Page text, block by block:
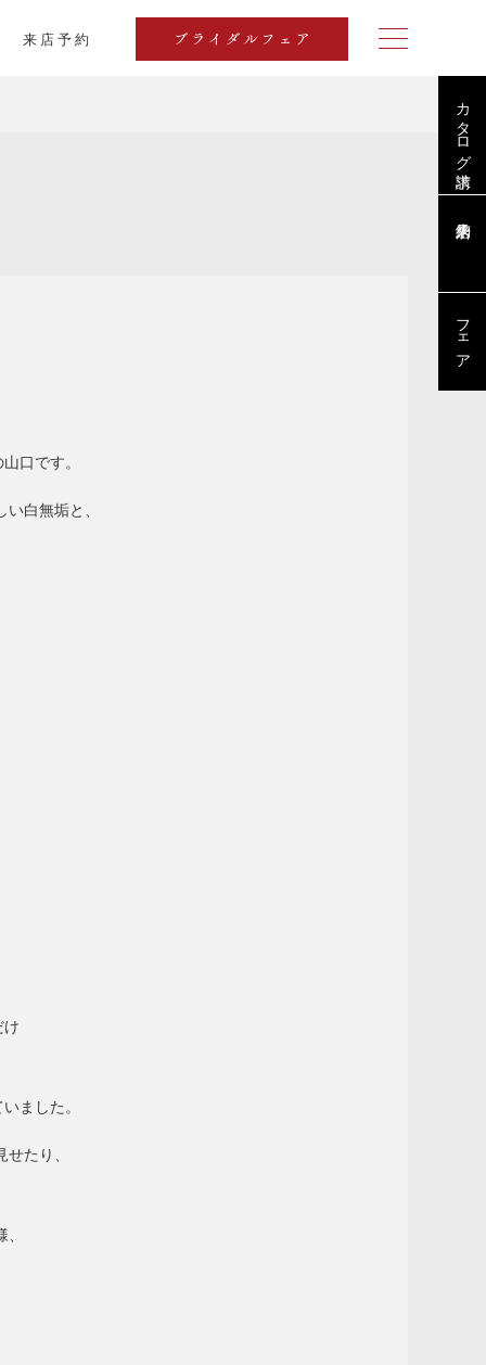
来店予約 ブライダルフェア
カタログ請求
フェア
口です。
白無垢と、
け
ました。
たり、